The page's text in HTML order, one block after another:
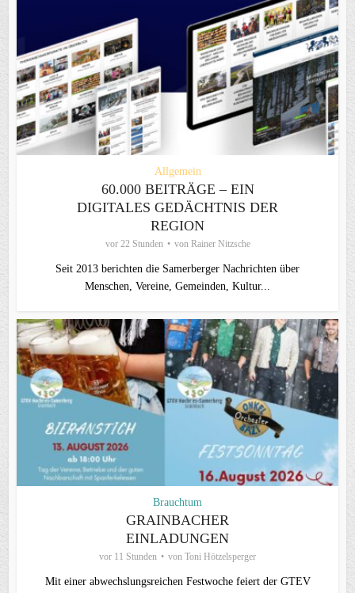
Allgemein
60.000 BEITRÄGE – EIN
DIGITALES GEDÄCHTNIS DER
REGION
vor 22 Stunden von Rainer Nitzsche
Seit 2013 berichten die Samerberger Nachrichten über
Menschen, Vereine, Gemeinden, Kultur...
Brauchtum
GRAINBACHER
EINLADUNGEN
vor 11 Stunden von Toni Hötzelsperger
Mit einer abwechslungsreichen Festwoche feiert der GTEV